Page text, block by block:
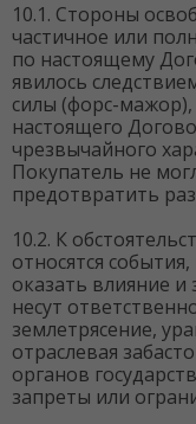
10.1. Стороны
частичное или
по настоящему
явилось
силы (форс-
настоящего
чрезвычайного
Покупатель не
предотвратить
10.2. К
относятся
оказать влияние
несут
землетрясение,
отраслевая
органов
запреты или